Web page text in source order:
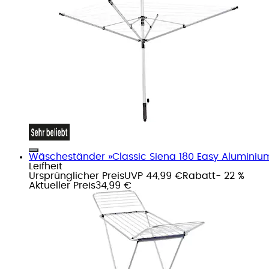
Wäscheständer »Classic Siena 180 Easy
Leifheit
Ursprünglicher PreisUVP 44,99 €Rabatt- 22 %
Aktueller Preis34,99 €